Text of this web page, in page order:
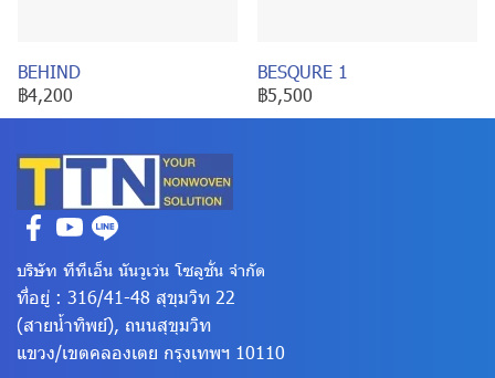
BEHIND
฿4,200
BESQURE 1
฿5,500
บริษัท ทีทีเอ็น นันวูเว่น โซลูชั่น จำกัด
ที่อยู่ : 316/41-48 สุขุมวิท 22
(สายน้ำทิพย์), ถนนสุขุมวิท
แขวง/เขตคลองเตย กรุงเทพฯ 10110